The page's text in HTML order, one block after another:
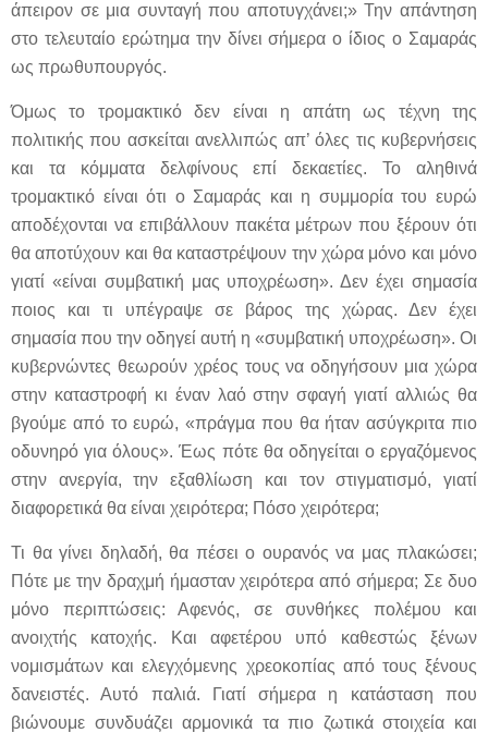
άπειρον σε μια συνταγή που αποτυγχάνει;» Την απάντηση
στο τελευταίο ερώτημα την δίνει σήμερα ο ίδιος ο Σαμαράς
ως πρωθυπουργός.
Όμως το τρομακτικό δεν είναι η απάτη ως τέχνη της
πολιτικής που ασκείται ανελλιπώς απ’ όλες τις κυβερνήσεις
και τα κόμματα δελφίνους επί δεκαετίες. Το αληθινά
τρομακτικό είναι ότι ο Σαμαράς και η συμμορία του ευρώ
αποδέχονται να επιβάλλουν πακέτα μέτρων που ξέρουν ότι
θα αποτύχουν και θα καταστρέψουν την χώρα μόνο και μόνο
γιατί «είναι συμβατική μας υποχρέωση». Δεν έχει σημασία
ποιος και τι υπέγραψε σε βάρος της χώρας. Δεν έχει
σημασία που την οδηγεί αυτή η «συμβατική υποχρέωση». Οι
κυβερνώντες θεωρούν χρέος τους να οδηγήσουν μια χώρα
στην καταστροφή κι έναν λαό στην σφαγή γιατί αλλιώς θα
βγούμε από το ευρώ, «πράγμα που θα ήταν ασύγκριτα πιο
οδυνηρό για όλους». Έως πότε θα οδηγείται ο εργαζόμενος
στην ανεργία, την εξαθλίωση και τον στιγματισμό, γιατί
διαφορετικά θα είναι χειρότερα; Πόσο χειρότερα;
Τι θα γίνει δηλαδή, θα πέσει ο ουρανός να μας πλακώσει;
Πότε με την δραχμή ήμασταν χειρότερα από σήμερα; Σε δυο
μόνο περιπτώσεις: Αφενός, σε συνθήκες πολέμου και
ανοιχτής κατοχής. Και αφετέρου υπό καθεστώς ξένων
νομισμάτων και ελεγχόμενης χρεοκοπίας από τους ξένους
δανειστές. Αυτό παλιά. Γιατί σήμερα η κατάσταση που
βιώνουμε συνδυάζει αρμονικά τα πιο ζωτικά στοιχεία και